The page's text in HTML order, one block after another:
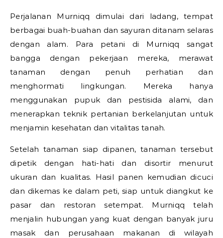
Perjalanan Murniqq dimulai dari ladang, tempat
berbagai buah-buahan dan sayuran ditanam selaras
dengan alam. Para petani di Murniqq sangat
bangga dengan pekerjaan mereka, merawat
tanaman dengan penuh perhatian dan
menghormati lingkungan. Mereka hanya
menggunakan pupuk dan pestisida alami, dan
menerapkan teknik pertanian berkelanjutan untuk
menjamin kesehatan dan vitalitas tanah.
Setelah tanaman siap dipanen, tanaman tersebut
dipetik dengan hati-hati dan disortir menurut
ukuran dan kualitas. Hasil panen kemudian dicuci
dan dikemas ke dalam peti, siap untuk diangkut ke
pasar dan restoran setempat. Murniqq telah
menjalin hubungan yang kuat dengan banyak juru
masak dan perusahaan makanan di wilayah